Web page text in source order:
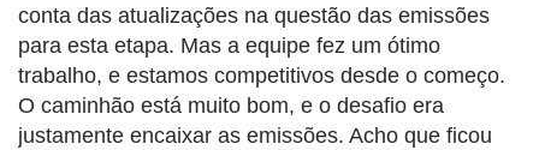
conta das atualizações na questão das emissões
para esta etapa. Mas a equipe fez um ótimo
trabalho, e estamos competitivos desde o começo.
O caminhão está muito bom, e o desafio era
justamente encaixar as emissões. Acho que ficou